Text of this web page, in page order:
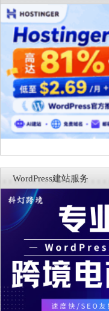
WordPress建站服务